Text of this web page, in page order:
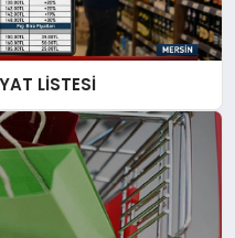
LİSTESİ